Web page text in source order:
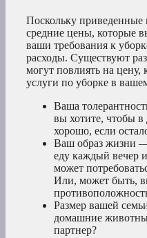
Поскольку
средние цены, которые
ваши требования к
расходы. Существуют
могут повлиять на цену,
услуги по уборке в
Ваша
вы хотите, чтобы
хорошо, если
Ваш образ жизни
еду каждый вечер
может
Или, может быть,
Размер вашей
домашние
партнер?